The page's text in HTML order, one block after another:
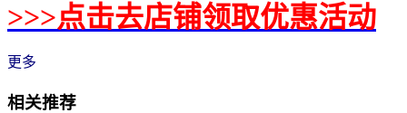
>>>点击去店铺领取优惠活动
更多
相关推荐